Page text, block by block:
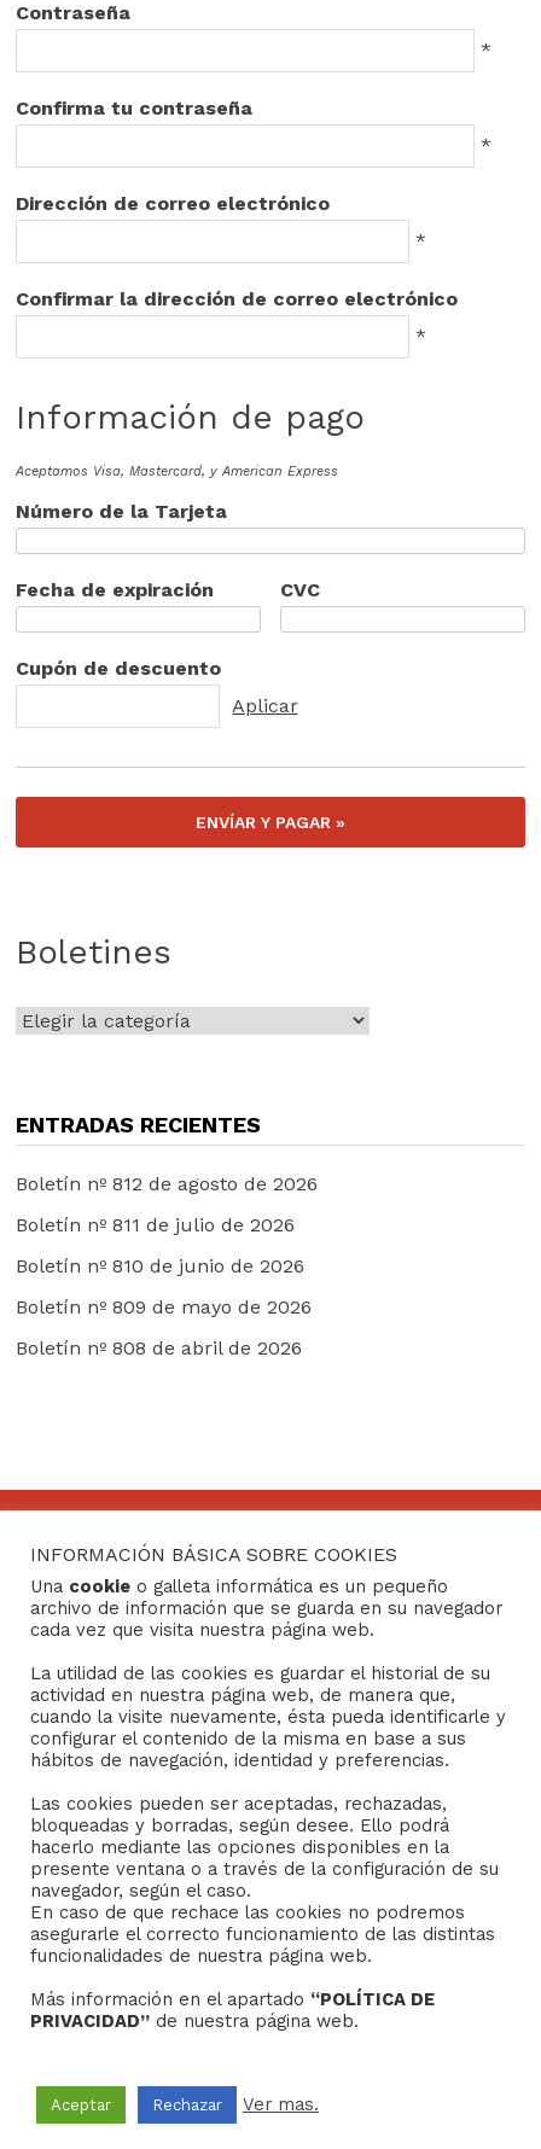
Contraseña
*
Confirma tu contraseña
*
Dirección de correo electrónico
*
Confirmar la dirección de correo electrónico
*
Información de pago
Aceptamos Visa, Mastercard, y American Express
Número de la Tarjeta
Fecha de expiración CVC
Cupón de descuento
Boletines
Boletines
ENTRADAS RECIENTES
Boletín nº 812 de agosto de 2026
Boletín nº 811 de julio de 2026
Boletín nº 810 de junio de 2026
Boletín nº 809 de mayo de 2026
Boletín nº 808 de abril de 2026
CONTACTO
Consejo General de Hermandades y Cofradías de la
ciudad de Sevilla
C/ San Gregorio 26. 41004- Sevilla
(+34) 954 21 59 27
boletin@hermandades-de-sevilla.org
AVISO LEGAL
Sus datos seguros.
Política de Cookies.
Copyright © 2022Grupo Studium Formación
INFORMACIÓN BÁSICA SOBRE COOKIES
Una cookie o galleta informática es un pequeño
archivo de información que se guarda en su navegador
cada vez que visita nuestra página web.
La utilidad de las cookies es guardar el historial de su
actividad en nuestra página web, de manera que,
cuando la visite nuevamente, ésta pueda identificarle y
configurar el contenido de la misma en base a sus
hábitos de navegación, identidad y preferencias.
Las cookies pueden ser aceptadas, rechazadas,
bloqueadas y borradas, según desee. Ello podrá
hacerlo mediante las opciones disponibles en la
presente ventana o a través de la configuración de su
navegador, según el caso.
En caso de que rechace las cookies no podremos
asegurarle el correcto funcionamiento de las distintas
funcionalidades de nuestra página web.
Más información en el apartado “POLÍTICA DE
PRIVACIDAD” de nuestra página web.
Aceptar Rechazar Ver mas.